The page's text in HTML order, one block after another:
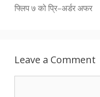
फ्लिप ७ को प्रि–अर्डर अफर
Leave a Comment